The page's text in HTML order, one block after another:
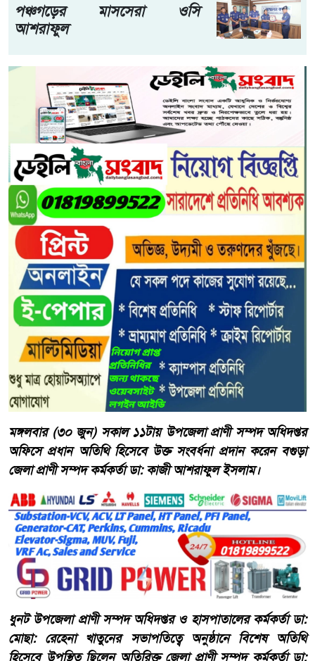
পঞ্চগড়ের মাসসেরা ওসি
আশরাফুল
মঙ্গলবার (৩০ জুন) সকাল ১১টায় উপজেলা প্রাণী সম্পদ অধিদপ্তর
অফিসে প্রধান অতিথি হিসেবে উক্ত সংবর্ধনা প্রদান করেন বগুড়া
জেলা প্রাণী সম্পদ কর্মকর্তা ডা: কাজী আশরাফুল ইসলাম।
ধুনট উপজেলা প্রাণী সম্পদ অধিদপ্তর ও হাসপাতালের কর্মকর্তা ডা:
মোছা: রেহেনা খাতুনের সভাপতিত্বে অনুষ্ঠানে বিশেষ অতিথি
হিসেবে উপস্থিত ছিলেন অতিরিক্ত জেলা প্রাণী সম্পদ কর্মকর্তা ডা: